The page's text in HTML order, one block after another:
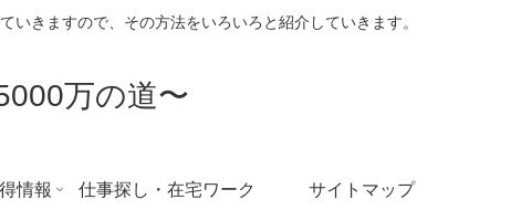
きますので、その方法をいろいろと紹介していきます。
万の道〜
情報 仕事探し・在宅ワーク サイトマップ